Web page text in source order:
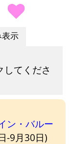
表示
してくださ
ン・バルー
-9月30日)